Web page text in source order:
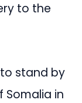
to the
stand by
Somalia in